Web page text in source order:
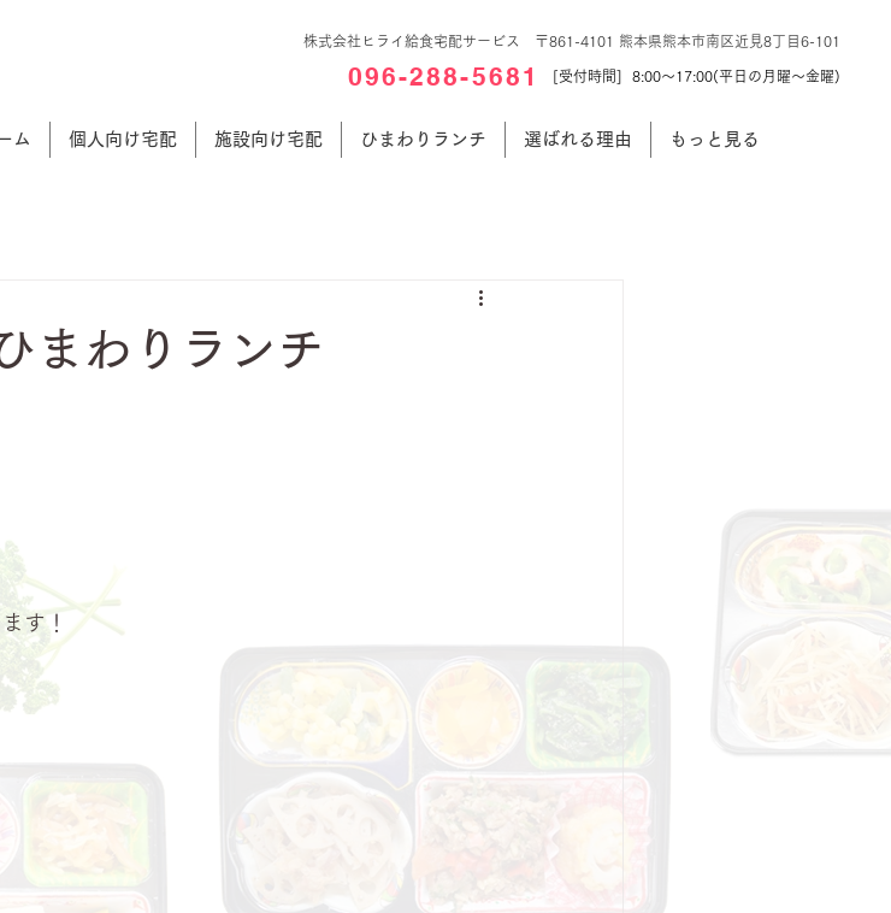
株式会社ヒライ給食宅配サービス 〒861-4101 熊本県熊本市南区近見8丁目6-101
096-288-5681 [受付時間] 8:00～17:00(平日の月曜～金曜)
ム 個人向け宅配 施設向け宅配 ひまわりランチ 選ばれる理由 もっと見る
まわりランチ
す！